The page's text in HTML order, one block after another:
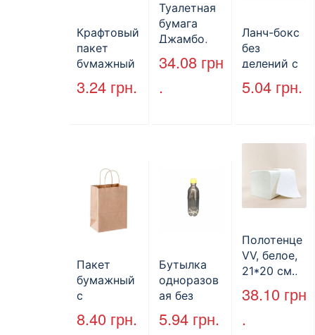
Крафтовый
пакет
бумажный
без ручек
170*140*50
3.24 грн.
Туалетная
бумага
Джамбо,
130 м.
34.08 грн
.
Ланч-бокс
без
делений с
крышкой
HP-10, 240
объем 1300
полистиро
л, черный,
250 шт./уп.
5.04 грн.
Пакет
бумажный
с
кручеными
ручками,
8.40 грн.
Бутылка
одноразов
ая без
крышки,
ПЕТ, V=500
5.94 грн.
Полотенце
VV, белое,
21*20 см.,
160 л.
38.10 грн
.